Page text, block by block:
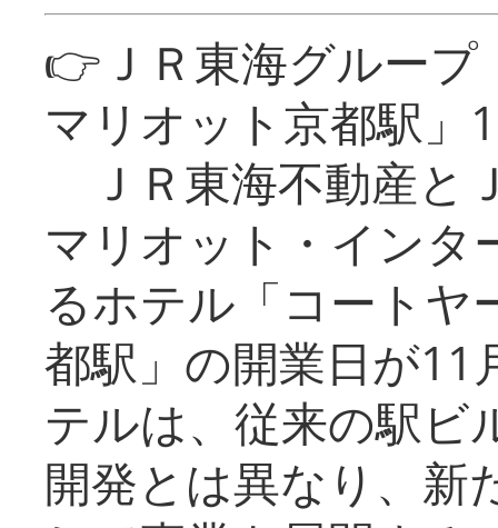
👉ＪＲ東海グルー
マリオット京都駅」
ＪＲ東海不動産と
マリオット・インタ
るホテル「コートヤ
都駅」の開業日が11
テルは、従来の駅ビ
開発とは異なり、新